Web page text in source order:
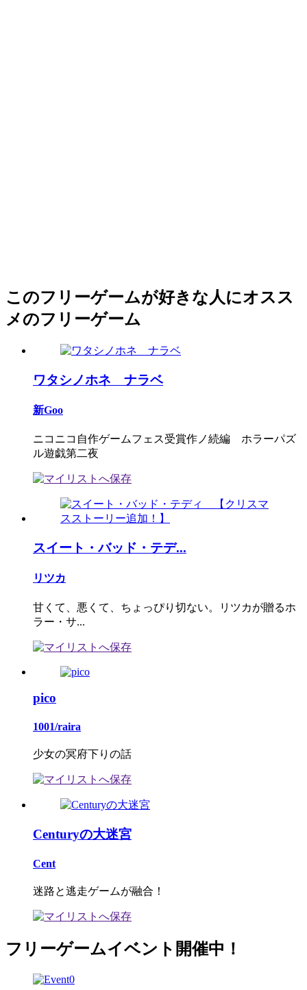
このフリーゲームが好きな人にオスス
メのフリーゲーム
ワタシノホネ ナラベ
新Goo
ニコニコ自作ゲームフェス受賞作ノ続編 ホラーパズ
ル遊戯第二夜
スイート・バッド・テデ...
リツカ
甘くて、悪くて、ちょっぴり切ない。リツカが贈るホ
ラー・サ...
pico
1001/raira
少女の冥府下りの話
Centuryの大迷宮
Cent
迷路と逃走ゲームが融合！
フリーゲームイベント開催中！